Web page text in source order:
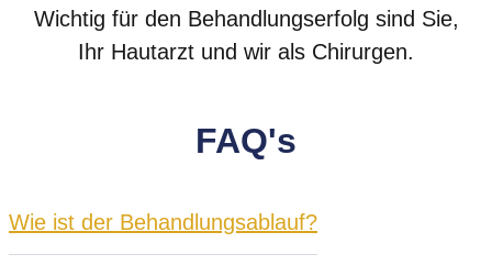
Wichtig für den Behandlungserfolg sind Sie,
Ihr Hautarzt und wir als Chirurgen.
FAQ's
Wie ist der Behandlungsablauf?